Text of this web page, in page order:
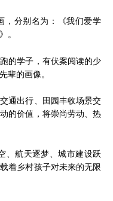
，分别名为：《我们爱学
。
的学子，有伏案阅读的少
辈的画像。
通出行、田园丰收场景交
的价值，将崇尚劳动、热
、航天逐梦、城市建设跃
着乡村孩子对未来的无限